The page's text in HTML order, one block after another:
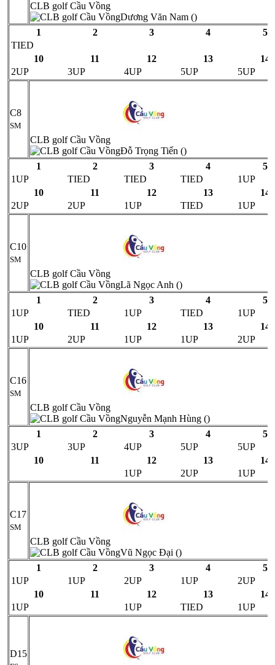
CLB golf Cầu Vồng
Dương Văn Nam ()
1
2 3 4
5
TIED
10
11 12 13
14
2UP
3UP 4UP 5UP 5UP
C8
SM
CLB golf Cầu Vồng
Đỗ Trọng Tiến ()
1
2 3 4
5
1UP
TIED TIED TIED
1UP
10
11 12 13
14
2UP
2UP 1UP TIED 1UP
C10
SM
CLB golf Cầu Vồng
Lã Ngọc Anh ()
1
2 3 4
5
1UP
TIED 1UP TIED
1UP
10
11 12 13
14
1UP
2UP 1UP 1UP 2UP
C16
SM
CLB golf Cầu Vồng
Nguyễn Mạnh Hùng ()
1
2 3 4
5
3UP
3UP 4UP 5UP
5UP
10
11 12 13
14
1UP
2UP 1UP
C17
SM
CLB golf Cầu Vồng
Vũ Ngọc Đại ()
1
2 3 4
5
1UP
1UP 2UP 1UP
2UP
10
11 12 13
14
1UP
1UP TIED 1UP
D15